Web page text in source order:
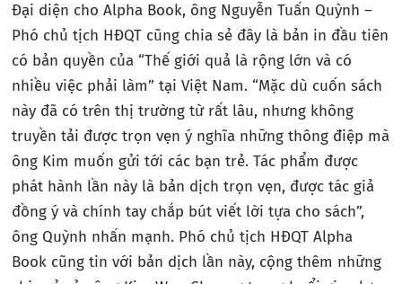
Đại diện cho Alpha Book, ông Nguyễn Tuấn Quỳnh –
Phó chủ tịch HĐQT cũng chia sẻ đây là bản in đầu tiên
có bản quyền của “Thế giới quả là rộng lớn và có
nhiều việc phải làm” tại Việt Nam. “Mặc dù cuốn sách
này đã có trên thị trường từ rất lâu, nhưng không
truyền tải được trọn vẹn ý nghĩa những thông điệp mà
ông Kim muốn gửi tới các bạn trẻ. Tác phẩm được
phát hành lần này là bản dịch trọn vẹn, được tác giả
đồng ý và chính tay chắp bút viết lời tựa cho sách”,
ông Quỳnh nhấn mạnh. Phó chủ tịch HĐQT Alpha
Book cũng tin với bản dịch lần này, cộng thêm những